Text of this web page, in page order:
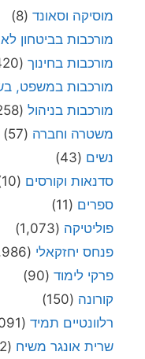
מוסיקה וסאונד (8)
מורכבות בביטחון
מורכבות בחינוך (420)
מורכבות במשפט,
מורכבות בניהול (1,258)
משטרה וחברה (57)
נשים (43)
סדנאות וקורסים (10)
ספרים (11)
פוליטיקה (1,073)
פנחס יחזקאלי (1,986)
פרקי לימוד (90)
קורונה (150)
רלוונטיים תמיד (4,091)
שרית אונגר משיח (72)